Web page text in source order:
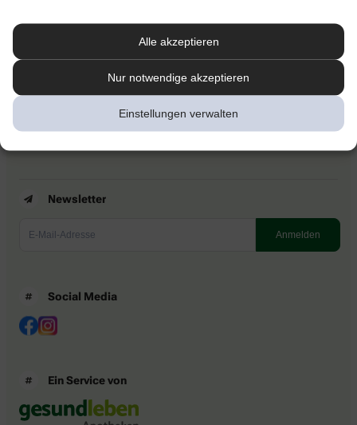
Alle akzeptieren
Nur notwendige akzeptieren
Einstellungen verwalten
apotheke.com Informationen
Newsletter
Barrierefreiheitserklärung
Newsletter
Social Media
Ein Service von